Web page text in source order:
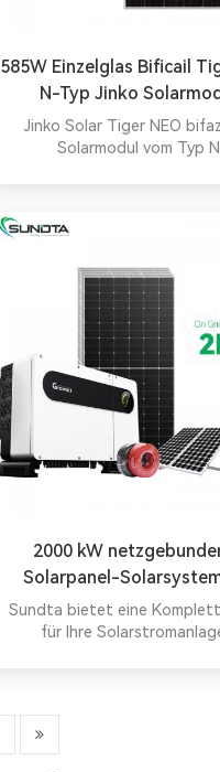
585W Einzelglas Bificail
N-Typ Jinko
Jinko Solar Tiger NEO
Solarmodul vom Typ N
2000 kW
Solarpanel-
Komplettset
Sundta bietet eine
für Ihre